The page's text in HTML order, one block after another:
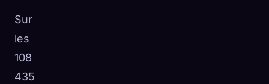
Sur
les
108
435